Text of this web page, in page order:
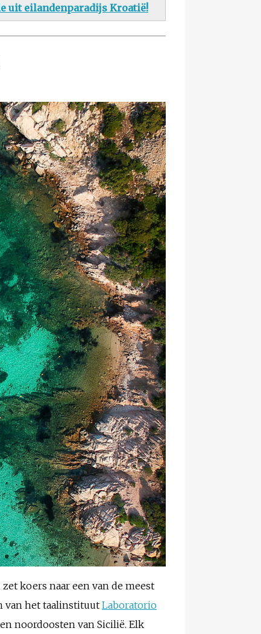
uit eilandenparadijs Kroatië!
koers naar een van de meest
van het taalinstituut Laboratorio
noordoosten van Sicilië. Elk